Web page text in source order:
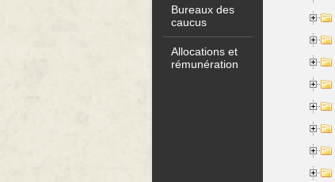
Bureaux des
caucus
Allocations et
rémunération